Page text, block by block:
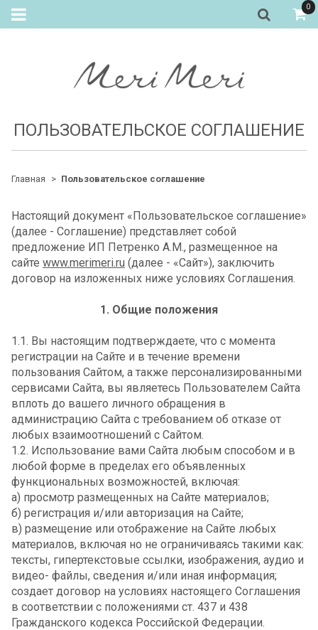
0
ПОЛЬЗОВАТЕЛЬСКОЕ СОГЛАШЕНИЕ
Главная Пользовательское соглашение
Настоящий документ «Пользовательское соглашение»
(далее - Соглашение) представляет собой
предложение ИП Петренко А.М., размещенное на
сайте www.merimeri.ru (далее - «Сайт»), заключить
договор на изложенных ниже условиях Соглашения.
1. Общие положения
1.1. Вы настоящим подтверждаете, что с момента
регистрации на Сайте и в течение времени
пользования Сайтом, а также персонализированными
сервисами Сайта, вы являетесь Пользователем Сайта
вплоть до вашего личного обращения в
администрацию Сайта с требованием об отказе от
любых взаимоотношений с Сайтом.
1.2. Использование вами Сайта любым способом и в
любой форме в пределах его объявленных
функциональных возможностей, включая:
а) просмотр размещенных на Сайте материалов;
б) регистрация и/или авторизация на Сайте;
в) размещение или отображение на Сайте любых
материалов, включая но не ограничиваясь такими как:
тексты, гипертекстовые ссылки, изображения, аудио и
видео- файлы, сведения и/или иная информация;
создает договор на условиях настоящего Соглашения
в соответствии с положениями ст. 437 и 438
Гражданского кодекса Российской Федерации.